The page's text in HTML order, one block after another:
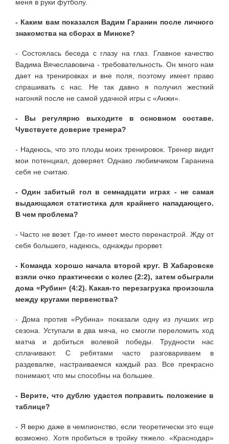
меня в руки футболу.
- Каким вам показался Вадим Гаранин после личного
знакомства на сборах в Минске?
- Состоялась беседа с глазу на глаз. Главное качество
Вадима Вячеславовича - требовательность. Он много нам
дает на тренировках и вне поля, поэтому имеет право
спрашивать с нас. Не так давно я получил жесткий
нагоняй после не самой удачной игры с «Анжи».
- Вы регулярно выходите в основном составе.
Чувствуете доверие тренера?
- Надеюсь, что это плоды моих тренировок. Тренер видит
мои потенциал, доверяет. Однако любимчиком Гаранина
себя не считаю.
- Один забитый гол в семнадцати играх - не самая
выдающаяся статистика для крайнего нападающего.
В чем проблема?
- Часто не везет. Где-то имеет место перенастрой. Жду от
себя большего, надеюсь, однажды прорвет.
- Команда хорошо начала второй круг. В Хабаровске
взяли очко практически с колес (2:2), затем обыграли
дома «Рубин» (4:2). Какая-то перезагрузка произошла
между кругами первенства?
- Дома против «Рубина» показали одну из лучших игр
сезона. Уступали в два мяча, но смогли переломить ход
матча и добиться волевой победы. Трудности нас
сплачивают. С ребятами часто разговариваем в
раздевалке, настраиваемся каждый раз. Все прекрасно
понимают, что мы способны на большее.
- Верите, что дублю удастся поправить положение в
таблице?
- Я верю даже в чемпионство, если теоретически это еще
возможно. Хотя пробиться в тройку тяжело. «Краснодар»